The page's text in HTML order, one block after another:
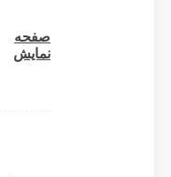
صفحه
نمایش